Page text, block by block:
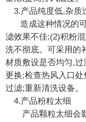
3.产品纯度低,杂质
造成这种情况的可
滤效果不佳;(2)积粉
洗不彻底。可采用的
材质敷设是否均匀,
更换;检查热风入口
过滤;重新清洗设备。
4.产品粉粒太细
产品颗粒太细会影